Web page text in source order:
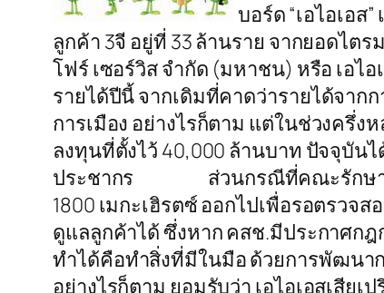
บอร์ด “เอไอเอ
ลูกค้า 3จี อยู่ที่ 33 ล้านราย จากยอดไต
โฟร์ เซอร์วิส จำกัด (มหาชน) หรือ เอไ
รายได้ปีนี้ จากเดิมที่คาดว่ารายได้จาก
การเมือง อย่างไรก็ตาม แต่ในช่วงครึ่
ลงทุนที่ตั้งไว้ 40,000 ล้านบาท ปัจจุบัน
ประชากร ส่วนกรณีที่คณะรักษาควา
1800 เมกะเฮิรตซ์ ออกไปเพื่อรอตรว
ดูแลลูกค้าได้ ซึ่งหาก คสช.มีประกาศก
ทำได้คือทำสิ่งที่มีในมือ ด้วยการพัฒนา
อย่างไรก็ตาม ยอมรับว่า เอไอเอสเสี